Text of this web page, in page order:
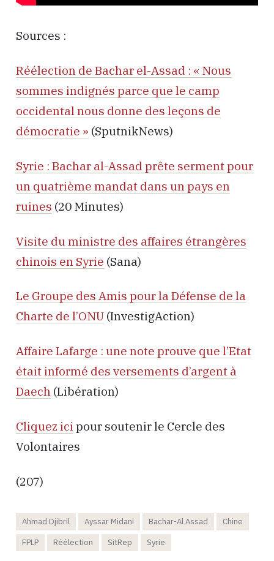
Sources :
Réélection de Bachar el-Assad : « Nous
sommes indignés parce que le camp
occidental nous donne des leçons de
démocratie » (SputnikNews)
Syrie : Bachar al-Assad prête serment pour
un quatrième mandat dans un pays en
ruines (20 Minutes)
Visite du ministre des affaires étrangères
chinois en Syrie (Sana)
Le Groupe des Amis pour la Défense de la
Charte de l’ONU (InvestigAction)
Affaire Lafarge : une note prouve que l’Etat
était informé des versements d’argent à
Daech (Libération)
Cliquez ici pour soutenir le Cercle des
Volontaires
(207)
Ahmad Djibril Ayssar Midani Bachar-Al Assad
Chine
FPLP
Réélection SitRep Syrie